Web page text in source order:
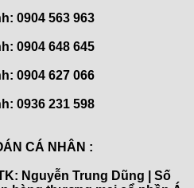
0904 563 963
0904 648 645
0904 627 066
0936 231 598
CÁ NHÂN :
Nguyễn Trung Dũng | Số